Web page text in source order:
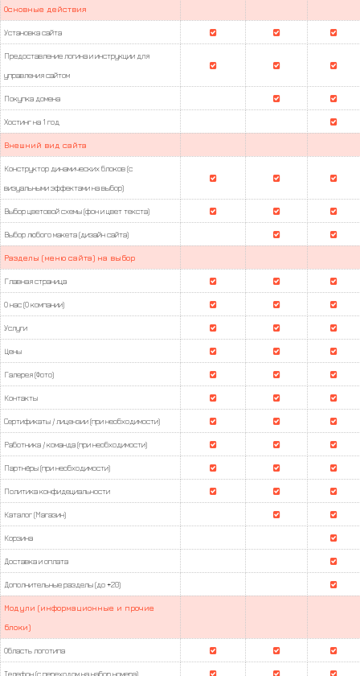
Основные действия
Установка сайта
Предоставление логина и инструкции для
управления сайтом
Покупка домена
Хостинг на 1 год
Внешний вид сайта
Конструктор динамических блоков (с
визуальными эффектами на выбор)
Выбор цветовой схемы (фон и цвет текста)
Выбор любого макета (дизайн сайта)
Разделы (меню сайта) на выбор
Главная страница
О нас (О компании)
Услуги
Цены
Галерея (Фото)
Контакты
Сертификаты / лицензии (при необходимости)
Работника / команда (при необходимости)
Партнёры (при необходимости)
Политика конфидециальности
Каталог (Магазин)
Корзина
Доставка и оплата
Дополнительные разделы (до +20)
Модули (информационные и прочие
блоки)
Область логотипа
Телефон (с переходом на набор номера)